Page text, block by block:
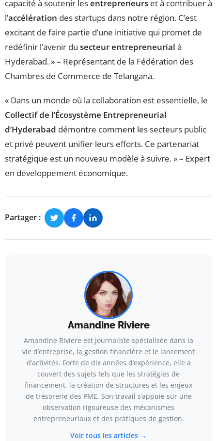
capacité à soutenir lesentrepreneurs et à contribuer à
l’accélération des startups dans notre région. C’est
excitant de faire partie d’une initiative qui promet de
redéfinir l’avenir du secteur entrepreneurial à
Hyderabad. » – Représentant de la Fédération des
Chambres de Commerce de Telangana.
« Dans un monde où la collaboration est essentielle, le
Collectif de l’Écosystème Entrepreneurial
d’Hyderabad démontre comment les secteurs public
et privé peuvent unifier leurs efforts. Ce partenariat
stratégique est un nouveau modèle à suivre. » – Expert
en développement économique.
Partager :
Amandine Riviere
Amandine Riviere est journaliste spécialisée dans la
vie d’entreprise, la gestion financière et le lancement
d’activités. Forte de dix années d’expérience, elle a
couvert des sujets tels que les stratégies de
financement, la création de structures et les enjeux
de trésorerie des PME. Son travail s’appuie sur une
observation rigoureuse des mécanismes
entrepreneuriaux et des pratiques de gestion.
Voir tous les articles →